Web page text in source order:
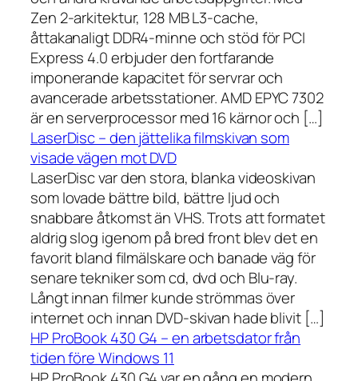
Zen 2-arkitektur, 128 MB L3-cache,
åttakanaligt DDR4-minne och stöd för PCI
Express 4.0 erbjuder den fortfarande
imponerande kapacitet för servrar och
avancerade arbetsstationer. AMD EPYC 7302
är en serverprocessor med 16 kärnor och […]
LaserDisc – den jättelika filmskivan som
visade vägen mot DVD
LaserDisc var den stora, blanka videoskivan
som lovade bättre bild, bättre ljud och
snabbare åtkomst än VHS. Trots att formatet
aldrig slog igenom på bred front blev det en
favorit bland filmälskare och banade väg för
senare tekniker som cd, dvd och Blu-ray.
Långt innan filmer kunde strömmas över
internet och innan DVD-skivan hade blivit […]
HP ProBook 430 G4 – en arbetsdator från
tiden före Windows 11